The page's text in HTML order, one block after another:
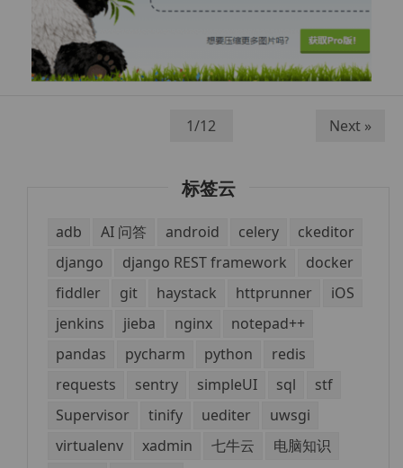
Next »
标签云
adb AI 问答 android celery
ckeditor
django
django REST framework
docker
fiddler
git haystack httprunner
iOS
jenkins
jieba nginx
notepad++
pandas
pycharm python
redis
requests
sentry simpleUI sql
stf
Supervisor
tinify uediter
uwsgi
virtualenv
xadmin 七牛云
电脑知识